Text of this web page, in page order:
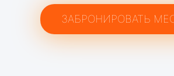
ЗАБРОНИРОВАТЬ